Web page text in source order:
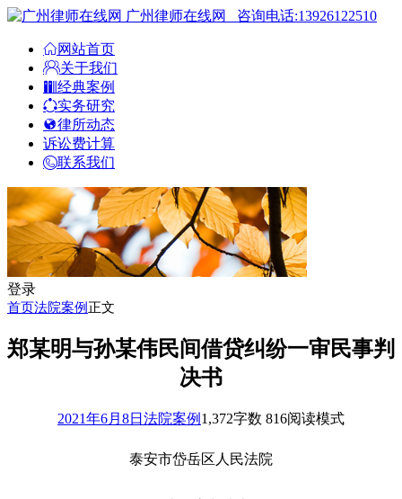
广州律师在线网 咨询电话:13926122510
网站首页
关于我们
经典案例
实务研究
律所动态
诉讼费计算
联系我们
登录
首页法院案例 正文
郑某明与孙某伟民间借贷纠纷一审民事判
决书
2021年6月8日 法院案例 1,372字数 816阅读模式
泰安市岱岳区人民法院